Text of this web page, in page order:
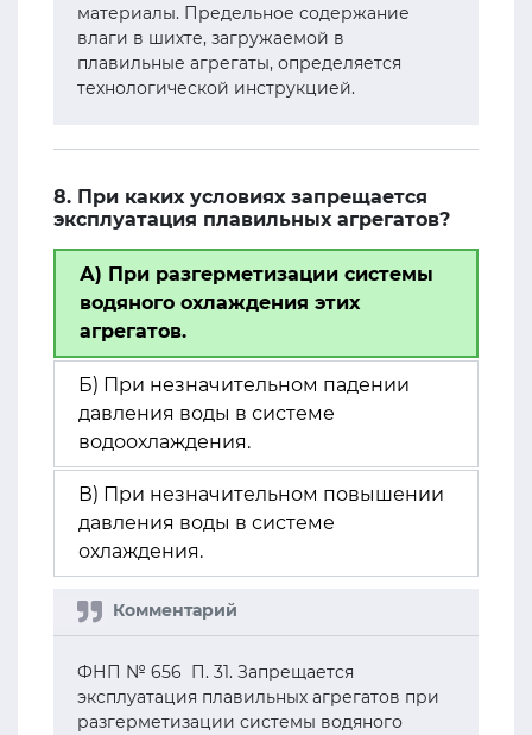
материалы. Предельное содержание
влаги в шихте, загружаемой в
плавильные агрегаты, определяется
технологической инструкцией.
8. При каких условиях запрещается
эксплуатация плавильных агрегатов?
А) При разгерметизации системы
водяного охлаждения этих
агрегатов.
Б) При незначительном падении
давления воды в системе
водоохлаждения.
В) При незначительном повышении
давления воды в системе
охлаждения.
ФНП № 656 П. 31. Запрещается
эксплуатация плавильных агрегатов при
разгерметизации системы водяного